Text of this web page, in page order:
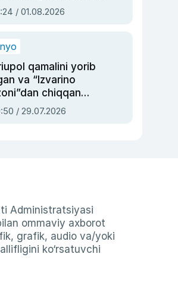
siyosiy
asrab
/ 01.08.2026
qamalini yorib
va “Izvarino
chiqqan
— Ukraina
bosh
/ 29.07.2026
Administratsiyasi
ommaviy axborot
grafik, audio va/yoki
ko‘rsatuvchi